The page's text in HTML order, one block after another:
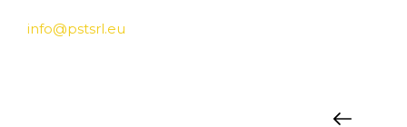
info@pstsrl.eu